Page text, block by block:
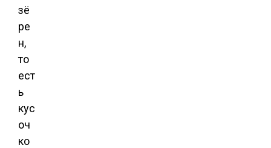
зё
ре
н,
то
ест
ь
кус
оч
ко